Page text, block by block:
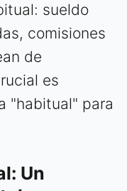
sueldo
comisiones
de
es
"habitual" para
Un